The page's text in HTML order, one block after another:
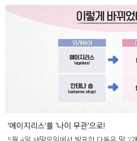
'에이지리스'를 '나이 무관'으로!